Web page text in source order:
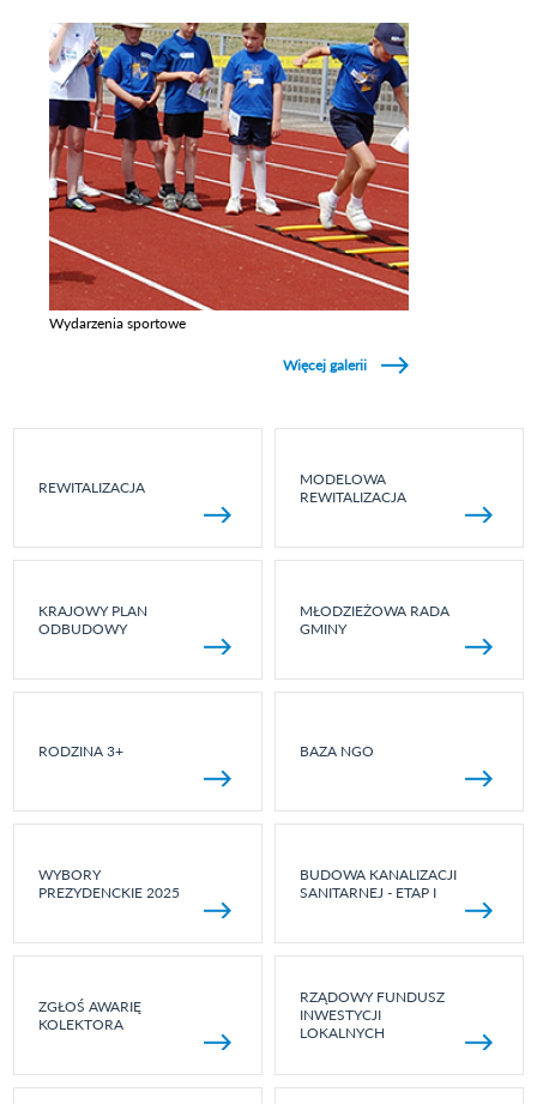
Wydarzenia sportowe
Więcej galerii
REWITALIZACJA
MODELOWA
REWITALIZACJA
KRAJOWY PLAN
ODBUDOWY
MŁODZIEŻOWA RADA
GMINY
RODZINA 3+ BAZA NGO
WYBORY
PREZYDENCKIE 2025
BUDOWA KANALIZACJI
SANITARNEJ - ETAP I
ZGŁOŚ AWARIĘ
KOLEKTORA
RZĄDOWY FUNDUSZ
INWESTYCJI
LOKALNYCH